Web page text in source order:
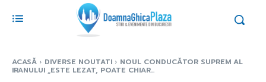
ACASĂ DIVERSE NOUTATI NOUL CONDUCĂTOR SUPREM AL
IRANULUI „ESTE LEZAT, POATE CHIAR...